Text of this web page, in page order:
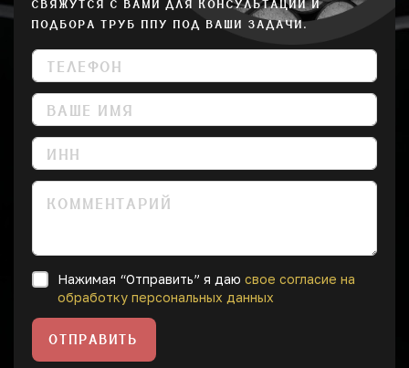
СВЯЖУТСЯ С ВАМИ ДЛЯ КОНСУЛЬТАЦИИ И
ПОДБОРА ТРУБ ППУ ПОД ВАШИ ЗАДАЧИ.
Нажимая “Отправить” я даю свое согласие на
обработку персональных данных
ОТПРАВИТЬ